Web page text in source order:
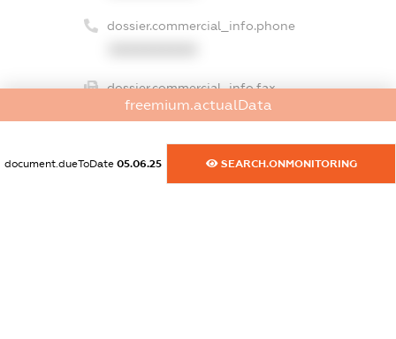
dossier.commercial_info.phone
dossier.commercial_info.fax
XXXXXXXXXX
freemium.actualData
document.dueToDate 05.06.25 SEARCH.ONMONITORING